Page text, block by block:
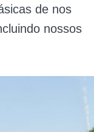
de nos
nossos